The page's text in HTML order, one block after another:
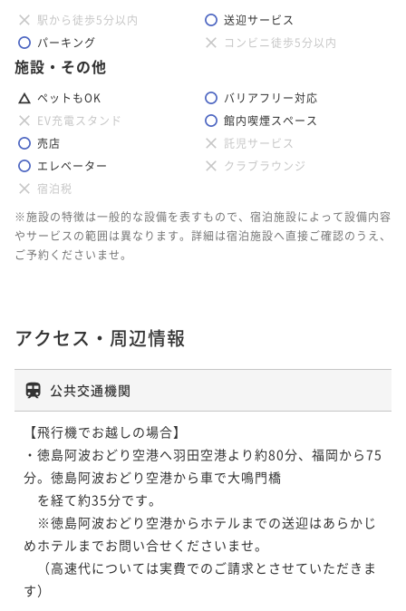
駅から徒歩5分以内
送迎サービス
パーキング
コンビニ徒歩5分以内
施設・その他
ペットもOK
バリアフリー対応
EV充電スタンド
館内喫煙スペース
売店
託児サービス
エレベーター
クラブラウンジ
宿泊税
※施設の特徴は一般的な設備を表すもので、宿泊施設によって設備内容
やサービスの範囲は異なります。詳細は宿泊施設へ直接ご確認のうえ、
ご予約くださいませ。
アクセス・周辺情報
公共交通機関
【飛行機でお越しの場合】
・徳島阿波おどり空港へ羽田空港より約80分、福岡から75
分。徳島阿波おどり空港から車で大鳴門橋
を経て約35分です。
※徳島阿波おどり空港からホテルまでの送迎はあらかじ
めホテルまでお問い合せくださいませ。
（高速代については実費でのご請求とさせていただきま
す）